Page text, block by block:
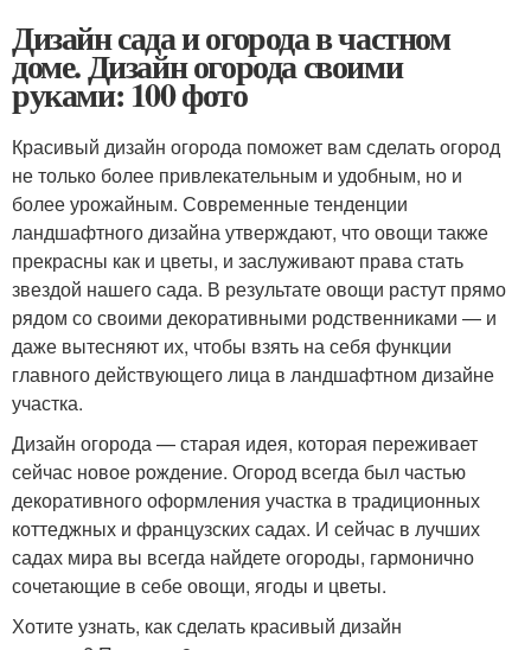
Дизайн сада и огорода в частном
доме. Дизайн огорода своими
руками: 100 фото
Красивый дизайн огорода поможет вам сделать огород
не только более привлекательным и удобным, но и
более урожайным. Современные тенденции
ландшафтного дизайна утверждают, что овощи также
прекрасны как и цветы, и заслуживают права стать
звездой нашего сада. В результате овощи растут прямо
рядом со своими декоративными родственниками — и
даже вытесняют их, чтобы взять на себя функции
главного действующего лица в ландшафтном дизайне
участка.
Дизайн огорода — старая идея, которая переживает
сейчас новое рождение. Огород всегда был частью
декоративного оформления участка в традиционных
коттеджных и французских садах. И сейчас в лучших
садах мира вы всегда найдете огороды, гармонично
сочетающие в себе овощи, ягоды и цветы.
Хотите узнать, как сделать красивый дизайн